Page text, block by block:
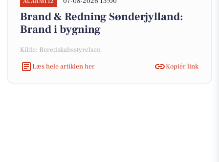
Brand & Redning Sønderjylland:
Brand i bygning
Kilde: Beredskabsstyrelsen
Læs hele artiklen her
Kopiér link